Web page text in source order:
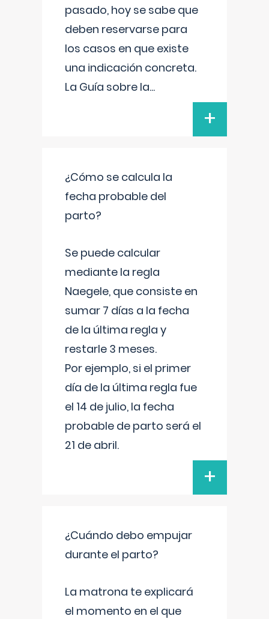
pasado, hoy se sabe que
deben reservarse para
los casos en que existe
una indicación concreta.
La Guía sobre la...
+
¿Cómo se calcula la
fecha probable del
parto?
Se puede calcular
mediante la regla
Naegele, que consiste en
sumar 7 días a la fecha
de la última regla y
restarle 3 meses.
Por ejemplo, si el primer
día de la última regla fue
el 14 de julio, la fecha
probable de parto será el
21 de abril.
+
¿Cuándo debo empujar
durante el parto?
La matrona te explicará
el momento en el que